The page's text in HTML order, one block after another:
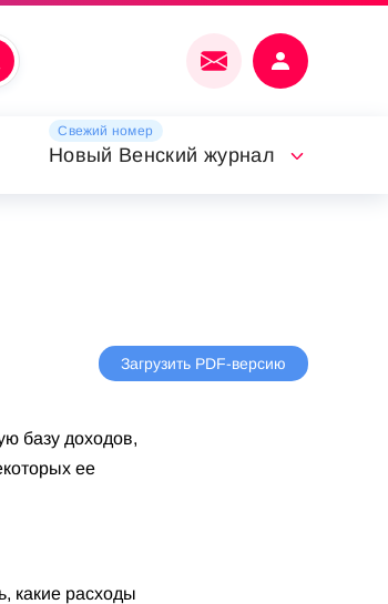
Свежий номер
Новый Венский журнал
Загрузить PDF-версию
базу доходов,
ее
какие расходы